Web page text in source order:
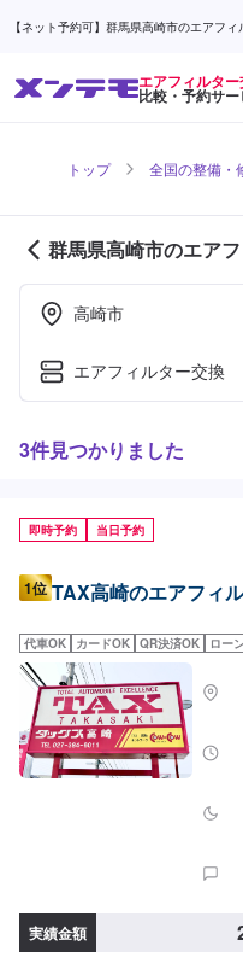
【ネット予約可】群馬県高崎市のエアフ
エアフィルター
比較・予約サー
トップ 全国の整備・
群馬県高崎市のエア
換対応店舗紹介 (1ペ
高崎市
エアフィルター交換
3件見つかりました
即時予約 当日予約
1位 TAX高崎のエアフィ
代車OK カードOK QR決済OK ロー
実績金額